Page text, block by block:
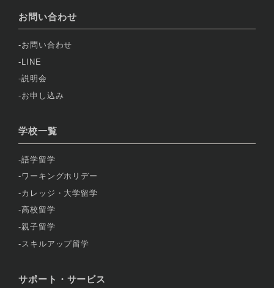
お問い合わせ
お問い合わせ
LINE
説明会
お申し込み
学校一覧
語学留学
ワーキングホリデー
カレッジ・大学留学
高校留学
親子留学
スキルアップ留学
サポート・サービス